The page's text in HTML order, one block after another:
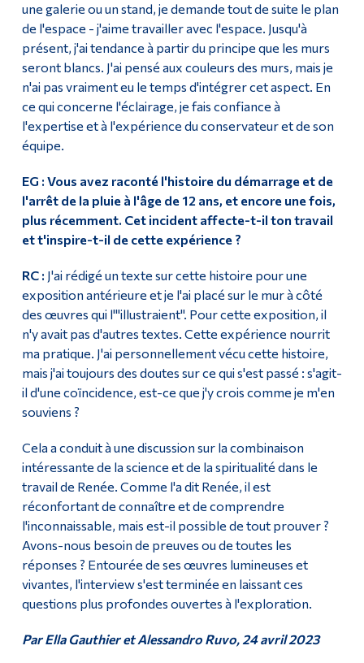
une galerie ou un stand, je demande tout de suite le plan
de l'espace - j'aime travailler avec l'espace. Jusqu'à
présent, j'ai tendance à partir du principe que les murs
seront blancs. J'ai pensé aux couleurs des murs, mais je
n'ai pas vraiment eu le temps d'intégrer cet aspect. En
ce qui concerne l'éclairage, je fais confiance à
l'expertise et à l'expérience du conservateur et de son
équipe.
EG : Vous avez raconté l'histoire du démarrage et de
l'arrêt de la pluie à l'âge de 12 ans, et encore une fois,
plus récemment. Cet incident affecte-t-il ton travail
et t'inspire-t-il de cette expérience ?
RC : J'ai rédigé un texte sur cette histoire pour une
exposition antérieure et je l'ai placé sur le mur à côté
des œuvres qui l'"illustraient". Pour cette exposition, il
n'y avait pas d'autres textes. Cette expérience nourrit
ma pratique. J'ai personnellement vécu cette histoire,
mais j'ai toujours des doutes sur ce qui s'est passé : s'agit-
il d'une coïncidence, est-ce que j'y crois comme je m'en
souviens ?
Cela a conduit à une discussion sur la combinaison
intéressante de la science et de la spiritualité dans le
travail de Renée. Comme l'a dit Renée, il est
réconfortant de connaître et de comprendre
l'inconnaissable, mais est-il possible de tout prouver ?
Avons-nous besoin de preuves ou de toutes les
réponses ? Entourée de ses œuvres lumineuses et
vivantes, l'interview s'est terminée en laissant ces
questions plus profondes ouvertes à l'exploration.
Par Ella Gauthier et Alessandro Ruvo, 24 avril 2023